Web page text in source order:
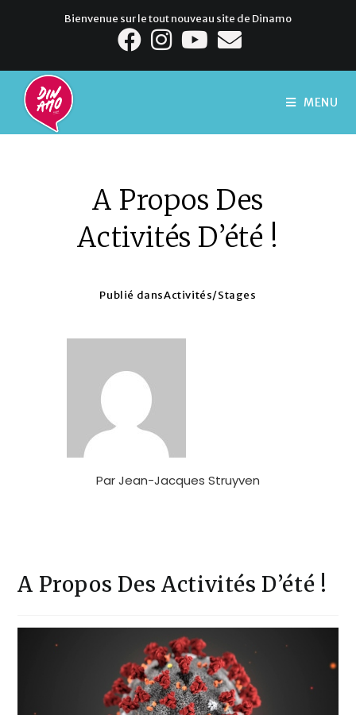
Bienvenue sur le tout nouveau site de Dinamo
MENU
A Propos Des
Activités D’été !
Publié dansActivités/Stages
ParJean-Jacques Struyven
A Propos Des Activités D’été !